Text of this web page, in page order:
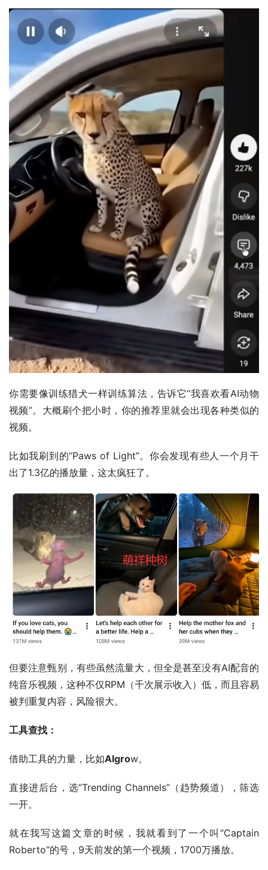
你需要像训练猎犬一样训练算法，告诉它“我喜欢看AI动物
视频”。大概刷个把小时，你的推荐里就会出现各种类似的
视频。
比如我刷到的“Paws of Light”。你会发现有些人一个月干
出了1.3亿的播放量，这太疯狂了。
但要注意甄别，有些虽然流量大，但全是甚至没有AI配音的
纯音乐视频，这种不仅RPM（千次展示收入）低，而且容易
被判重复内容，风险很大。
工具查找：
借助工具的力量，比如Algrow。
直接进后台，选“Trending Channels”（趋势频道），筛选
一开。
就在我写这篇文章的时候，我就看到了一个叫“Captain
Roberto”的号，9天前发的第一个视频，1700万播放。